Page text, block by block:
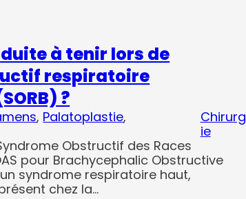
à tenir lors de
respiratoire
?
, Palatoplastie,
Chirurg
ie
Obstructif des Races
pour Brachycephalic Obstructive
syndrome respiratoire haut,
chez la…